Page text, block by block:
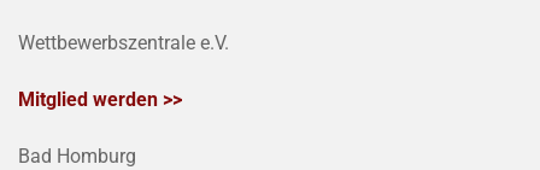
Wettbewerbszentrale e.V.
Mitglied werden >>
Bad Homburg